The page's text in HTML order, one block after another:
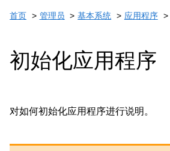
首页 管理员 基本系统 应用程序
初始化应用程序
对如何初始化应用程序进行说明。